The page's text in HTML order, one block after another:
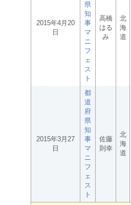
2015年4月20
日
県
知
事
マ
ニ
フ
ェ
ス
ト
高橋
はる
み
北
海
道
2015年3月27
日
都
道
府
県
知
事
マ
ニ
フ
ェ
ス
ト
佐藤
則幸
北
海
道